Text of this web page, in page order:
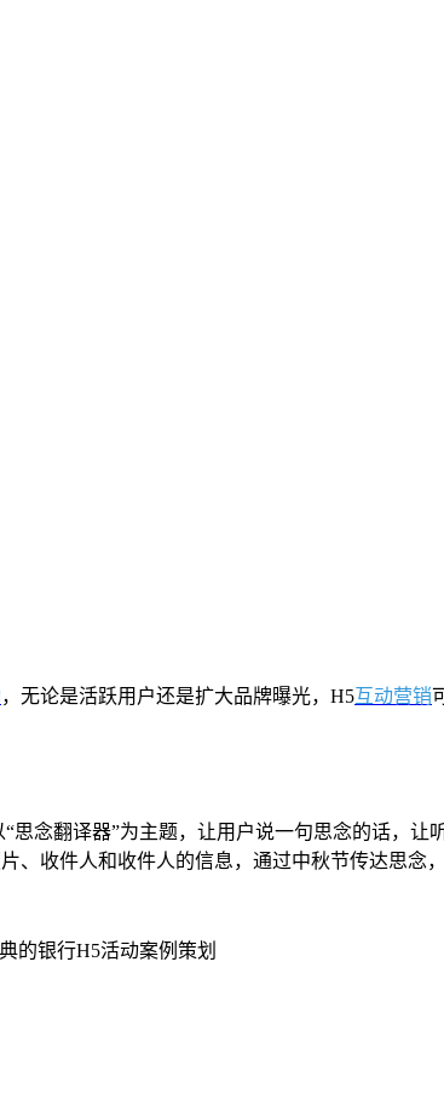
，无论是活跃用户还是扩大品牌曝光，H5互动营销
念翻译器”为主题，让用户说一句思念的话，
收件人和收件人的信息，通过中秋节传达思念